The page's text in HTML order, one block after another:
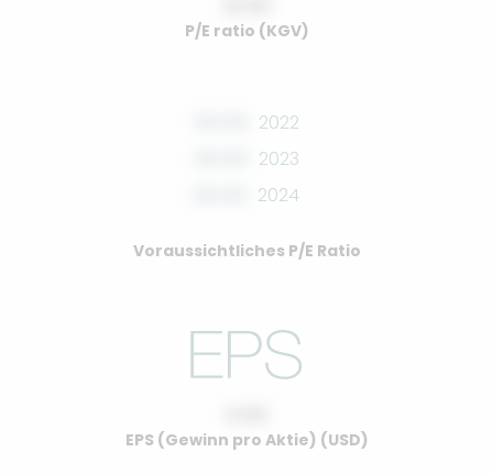
P/E ratio (KGV)
2022
2023
2024
Voraussichtliches P/E Ratio
EPS (Gewinn pro Aktie) (USD)